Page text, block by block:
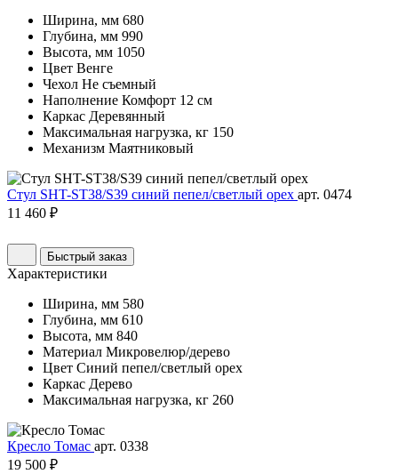
Ширина, мм 680
Глубина, мм 990
Высота, мм 1050
Цвет Венге
Чехол Не съемный
Наполнение Комфорт 12 см
Каркас Деревянный
Максимальная нагрузка, кг 150
Механизм Маятниковый
Стул SHT-ST38/S39 синий пепел/светлый орех арт. 0474
11 460 ₽
Быстрый заказ
Характеристики
Ширина, мм 580
Глубина, мм 610
Высота, мм 840
Материал Микровелюр/дерево
Цвет Синий пепел/светлый орех
Каркас Дерево
Максимальная нагрузка, кг 260
Кресло Томас арт. 0338
19 500 ₽